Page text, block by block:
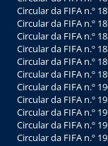
Circular da FIFA n.º
Circular da FIFA n.º
Circular da FIFA n.º
Circular da FIFA n.º
Circular da FIFA n.º
Circular da FIFA n.º
Circular da FIFA n.º
Circular da FIFA n.º
Circular da FIFA n.º
Circular da FIFA n.º
Circular da FIFA n.º